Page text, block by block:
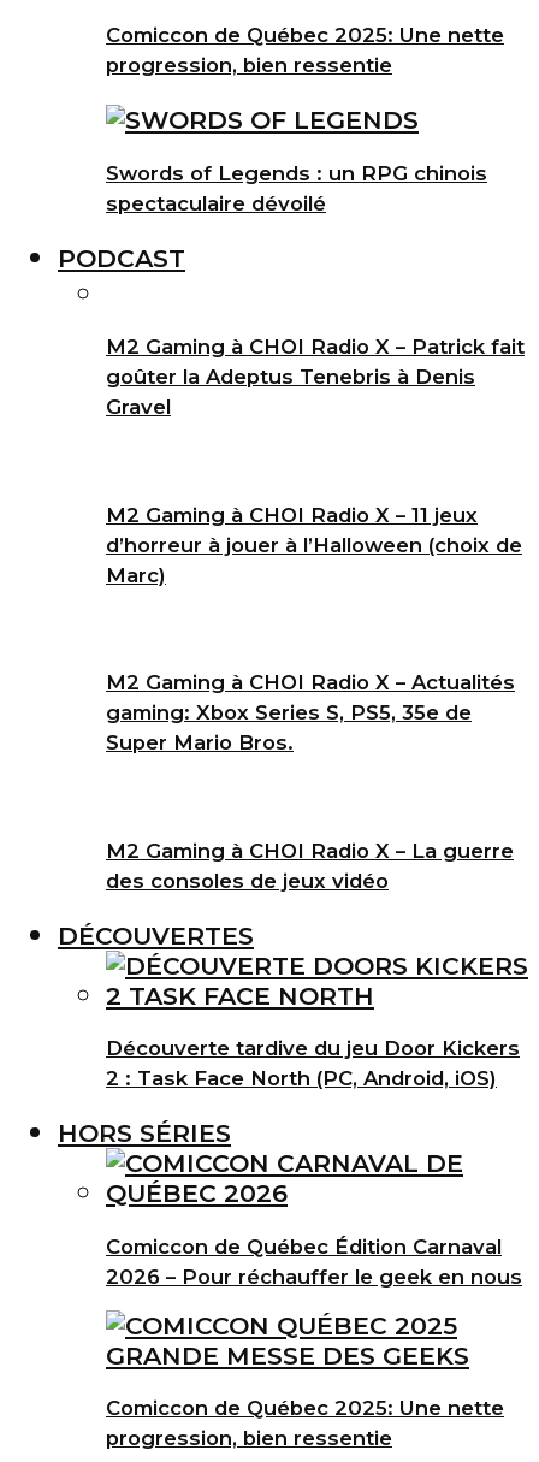
Comiccon de Québec 2025: Une nette
progression, bien ressentie
Swords of Legends : un RPG chinois
spectaculaire dévoilé
PODCAST
M2 Gaming à CHOI Radio X – Patrick fait
goûter la Adeptus Tenebris à Denis
Gravel
M2 Gaming à CHOI Radio X – 11 jeux
d’horreur à jouer à l’Halloween (choix de
Marc)
M2 Gaming à CHOI Radio X – Actualités
gaming: Xbox Series S, PS5, 35e de
Super Mario Bros.
M2 Gaming à CHOI Radio X – La guerre
des consoles de jeux vidéo
DÉCOUVERTES
Découverte tardive du jeu Door Kickers
2 : Task Face North (PC, Android, iOS)
HORS SÉRIES
Comiccon de Québec Édition Carnaval
2026 – Pour réchauffer le geek en nous
Comiccon de Québec 2025: Une nette
progression, bien ressentie